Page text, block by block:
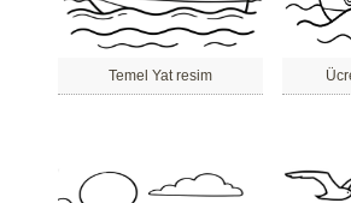
Temel Yat resim